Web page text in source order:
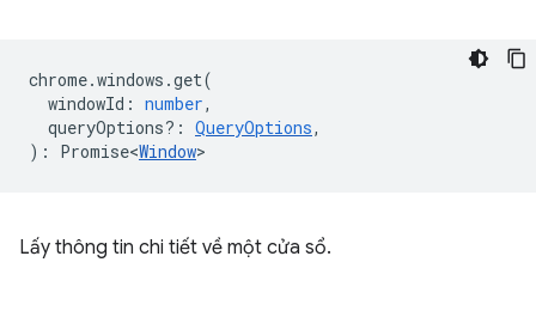
chrome.windows .get(
windowId : number,
queryOptions? : QueryOptions,
) : Promise<Window>
Lấy thông tin chi tiết về một cửa sổ.